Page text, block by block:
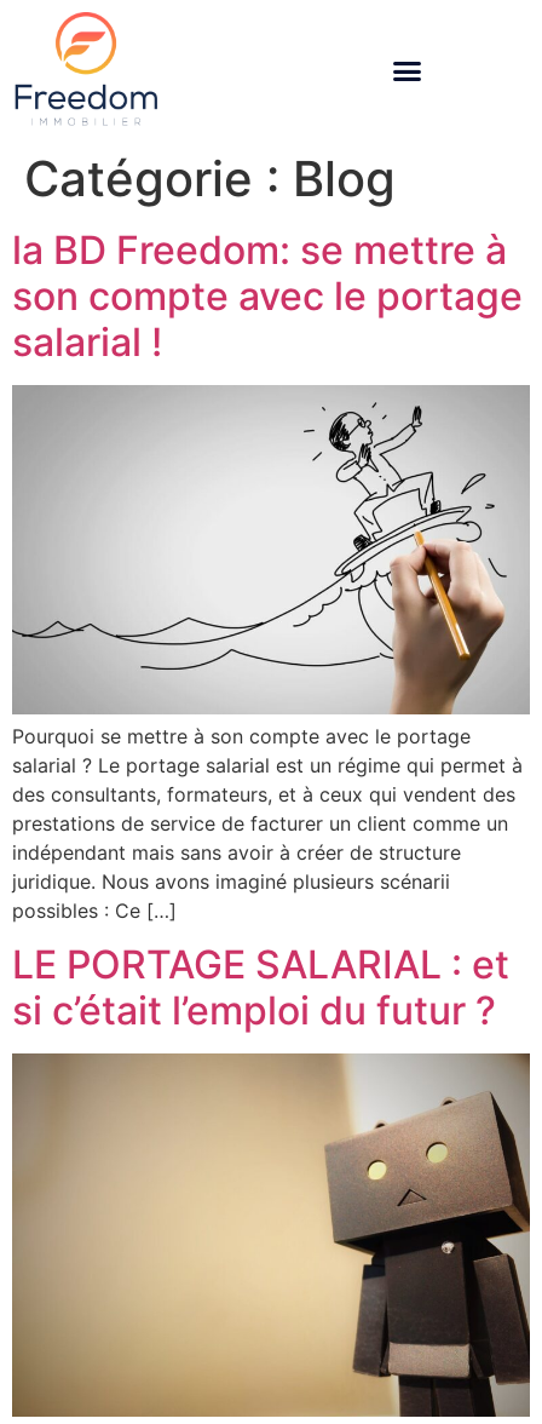
Catégorie : Blog
la BD Freedom: se mettre à
son compte avec le portage
salarial !
Pourquoi se mettre à son compte avec le portage
salarial ? Le portage salarial est un régime qui permet à
des consultants, formateurs, et à ceux qui vendent des
prestations de service de facturer un client comme un
indépendant mais sans avoir à créer de structure
juridique. Nous avons imaginé plusieurs scénarii
possibles : Ce […]
LE PORTAGE SALARIAL : et
si c’était l’emploi du futur ?